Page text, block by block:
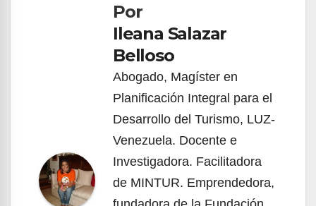
entradasPor
Ileana Salazar
Belloso
Abogado, Magíster en
Planificación Integral para el
Desarrollo del Turismo, LUZ-
Venezuela. Docente e
Investigadora. Facilitadora
de MINTUR. Emprendedora,